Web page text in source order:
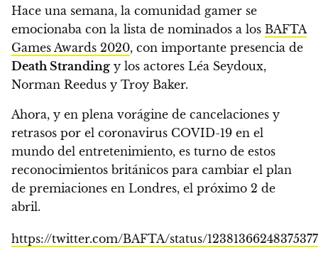
Hace una semana, la comunidad gamer se
emocionaba con la lista de nominados a los BAFTA
Games Awards 2020, con importante presencia de
Death Stranding y los actores Léa Seydoux,
Norman Reedus y Troy Baker.
Ahora, y en plena vorágine de cancelaciones y
retrasos por el coronavirus COVID-19 en el
mundo del entretenimiento, es turno de estos
reconocimientos británicos para cambiar el plan
de premiaciones en Londres, el próximo 2 de
abril.
https://twitter.com/BAFTA/status/